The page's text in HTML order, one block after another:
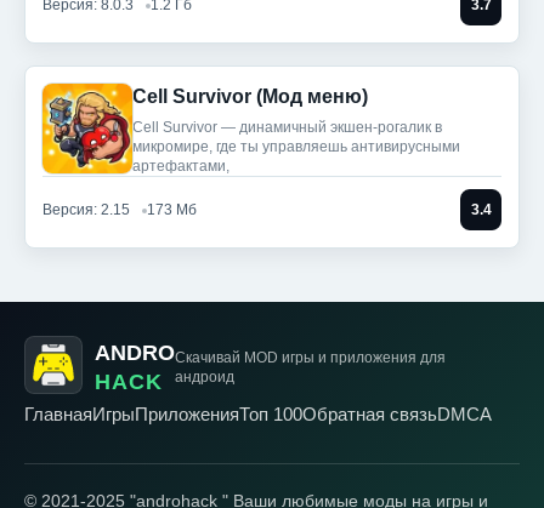
Версия: 8.0.3 1.2 Гб 3.7
Cell Survivor (Мод меню)
Cell Survivor — динамичный экшен-рогалик в
микромире, где ты управляешь антивирусными
артефактами,
Версия: 2.15 173 Мб 3.4
ANDRO
HACK
Скачивай MOD игры и приложения для
андроид
ГлавнаяИгрыПриложенияТоп 100Обратная связьDMCA
© 2021-2025 "androhack " Ваши любимые моды на игры и